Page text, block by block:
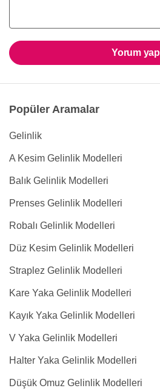
Yorum yap
Popüler Aramalar
Gelinlik
A Kesim Gelinlik Modelleri
Balık Gelinlik Modelleri
Prenses Gelinlik Modelleri
Robalı Gelinlik Modelleri
Düz Kesim Gelinlik Modelleri
Straplez Gelinlik Modelleri
Kare Yaka Gelinlik Modelleri
Kayık Yaka Gelinlik Modelleri
V Yaka Gelinlik Modelleri
Halter Yaka Gelinlik Modelleri
Düşük Omuz Gelinlik Modelleri